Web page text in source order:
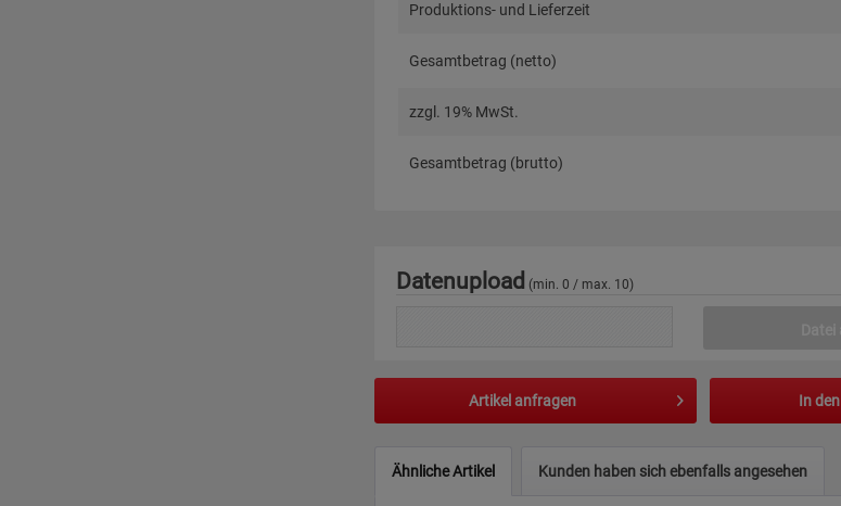
Produktions- und Lieferzeit
Gesamtbetrag (netto)
zzgl. 19% MwSt.
Gesamtbetrag (brutto)
Datenupload (min. 0 / max. 10)
Artikel anfragen In den
Ähnliche Artikel Kunden haben sich ebenfalls angesehen